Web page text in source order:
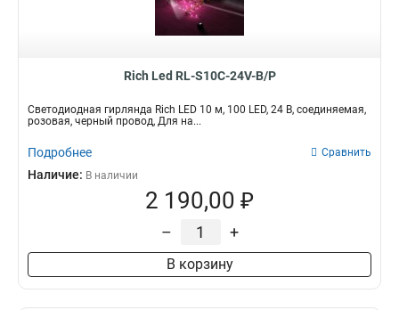
Rich Led RL-S10C-24V-B/P
Светодиодная гирлянда Rich LED 10 м, 100 LED, 24 В, соединяемая,
розовая, черный провод, Для на...
Подробнее Сравнить
Наличие: В наличии
2 190,00 ₽
– +
В корзину